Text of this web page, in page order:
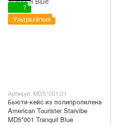
7
Ультралёгкий
Артикул: MD5*001;01
Бьюти-кейс из полипропилена
American Tourister Starvibe
MD5*001 Tranquil Blue